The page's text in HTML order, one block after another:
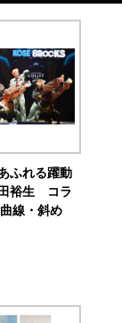
ふれる躍動
裕生 コラ
線・斜め